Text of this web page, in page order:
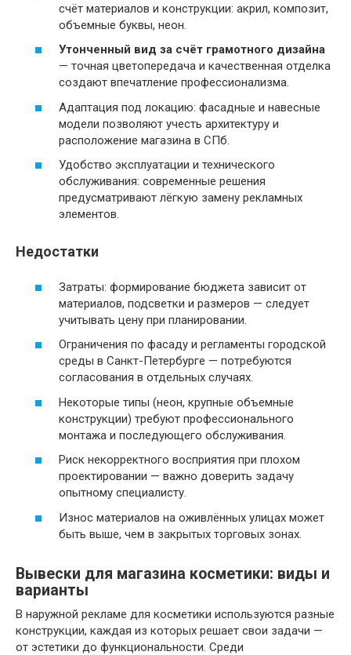
счёт материалов и конструкции: акрил, композит,
объемные буквы, неон.
Утонченный вид за счёт грамотного дизайна
— точная цветопередача и качественная отделка
создают впечатление профессионализма.
Адаптация под локацию: фасадные и навесные
модели позволяют учесть архитектуру и
расположение магазина в СПб.
Удобство эксплуатации и технического
обслуживания: современные решения
предусматривают лёгкую замену рекламных
элементов.
Недостатки
Затраты: формирование бюджета зависит от
материалов, подсветки и размеров — следует
учитывать цену при планировании.
Ограничения по фасаду и регламенты городской
среды в Санкт-Петербурге — потребуются
согласования в отдельных случаях.
Некоторые типы (неон, крупные объемные
конструкции) требуют профессионального
монтажа и последующего обслуживания.
Риск некорректного восприятия при плохом
проектировании — важно доверить задачу
опытному специалисту.
Износ материалов на оживлённых улицах может
быть выше, чем в закрытых торговых зонах.
Вывески для магазина косметики: виды и
варианты
В наружной рекламе для косметики используются разные
конструкции, каждая из которых решает свои задачи —
от эстетики до функциональности. Среди